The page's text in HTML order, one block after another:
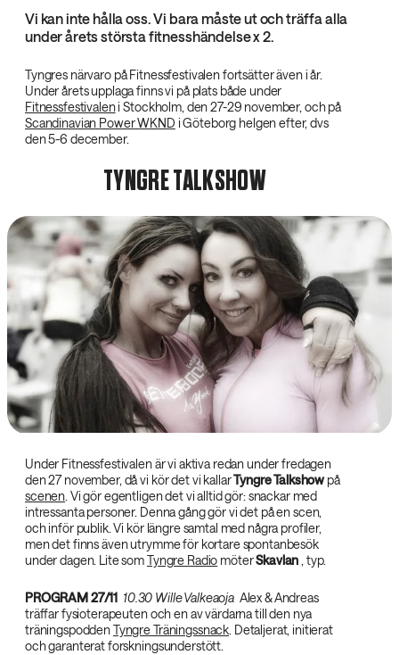
Vi kan inte hålla oss. Vi bara måste ut och träffa alla
under årets största fitnesshändelse x 2.
Tyngres närvaro på Fitnessfestivalen fortsätter även i år.
Under årets upplaga finns vi på plats både under
Fitnessfestivaleni Stockholm, den 27-29 november, och på
Scandinavian Power WKND i Göteborg helgen efter, dvs
den 5-6 december.
TYNGRE TALKSHOW
Under Fitnessfestivalen är vi aktiva redan under fredagen
den 27 november, då vi kör det vi kallarTyngre Talkshow‌på
scenen . Vi gör egentligen det vi alltid gör: snackar med
intressanta personer. Denna gång gör vi det på en scen,
och inför publik. Vi kör längre samtal med några profiler,
men det finns även utrymme för kortare spontanbesök
under dagen. Lite somTyngre Radio möterSkavlan‌ , typ.
PROGRAM 27/11 10.30 Wille Valkeaoja‌ Alex & Andreas
träffar fysioterapeuten och en av värdarna till den nya
träningspoddenTyngre Träningssnack . Detaljerat, initierat
och garanterat forskningsunderstött.